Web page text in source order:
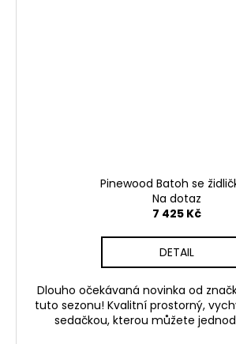
Pinewood Batoh se
Na dotaz
7 425 Kč
DETAIL
Dlouho očekávaná novinka od
tuto sezonu! Kvalitní prostorný,
sedačkou, kterou můžete